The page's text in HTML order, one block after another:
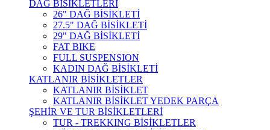
DAĞ BİSİKLETLERİ
26" DAĞ BİSİKLETİ
27.5" DAĞ BİSİKLETİ
29" DAĞ BİSİKLETİ
FAT BIKE
FULL SUSPENSION
KADIN DAĞ BİSİKLETİ
KATLANIR BİSİKLETLER
KATLANIR BİSİKLET
KATLANIR BİSİKLET YEDEK PARÇA
ŞEHİR VE TUR BİSİKLETLERİ
TUR - TREKKING BİSİKLETLER